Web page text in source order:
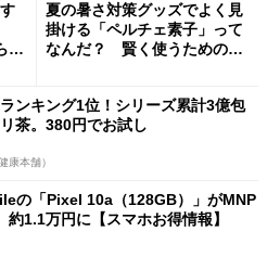
お
夏の暑さ対策グッズでよく見
掛ける「ペルチェ素子」って
なんだ？ 賢く使うための注
ンキング1位！シリーズ累計3億包
茶。380円でお試し
康本舗）
の「Pixel 10a（128GB）」がMNP
約1.1万円に【スマホお得情報】